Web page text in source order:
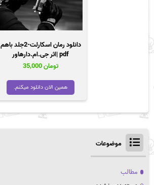
دانلود رمان اسکارلت-2جلد باهم
pdf |اثر جی.ام.دارهاور
تومان
همین الان دانلود میکنم.
موضوعات
مطالب